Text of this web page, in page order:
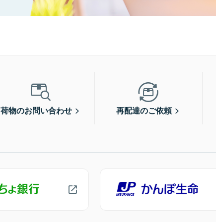
荷物のお問い合わせ 再配達のご依頼